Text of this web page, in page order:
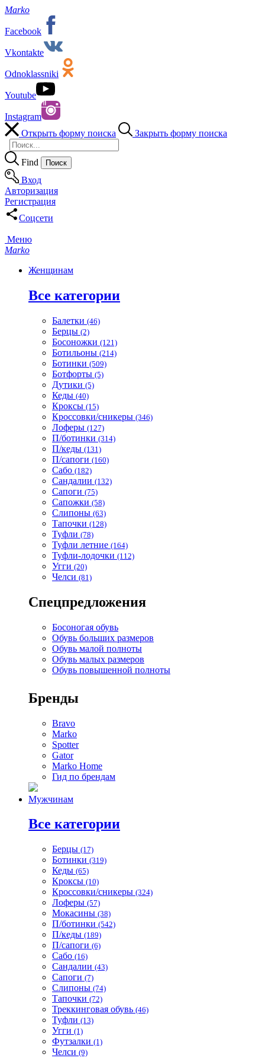
Marko
Facebook
Vkontakte
Odnoklassniki
Youtube
Instagram
Открыть форму поиска
Закрыть форму поиска
Find
Вход
Авторизация
Регистрация
Соцсети
Меню
Marko
Женщинам
Все категории
Балетки (46)
Берцы (2)
Босоножки (121)
Ботильоны (214)
Ботинки (509)
Ботфорты (5)
Дутики (5)
Кеды (40)
Кроксы (15)
Кроссовки/сникеры (346)
Лоферы (127)
П/ботинки (314)
П/кеды (131)
П/сапоги (160)
Сабо (182)
Сандалии (132)
Сапоги (75)
Сапожки (58)
Слипоны (63)
Тапочки (128)
Туфли (78)
Туфли летние (164)
Туфли-лодочки (112)
Угги (20)
Челси (81)
Спецпредложения
Босоногая обувь
Обувь больших размеров
Обувь малой полноты
Обувь малых размеров
Обувь повышенной полноты
Бренды
Bravo
Marko
Spotter
Gator
Marko Home
Гид по брендам
Мужчинам
Все категории
Берцы (17)
Ботинки (319)
Кеды (65)
Кроксы (10)
Кроссовки/сникеры (324)
Лоферы (57)
Мокасины (38)
П/ботинки (542)
П/кеды (189)
П/сапоги (6)
Сабо (16)
Сандалии (43)
Сапоги (7)
Слипоны (74)
Тапочки (72)
Треккинговая обувь (46)
Туфли (13)
Угги (1)
Футзалки (1)
Челси (9)